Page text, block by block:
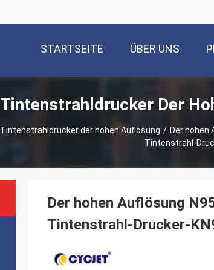
STARTSEITE ÜBER UNS
Tintenstrahldrucker Der
Tintenstrahldrucker der hohen Auflösung / Der hohen
Tintenstrahl-
Der hohen Auflösung
Tintenstrahl-Drucker-